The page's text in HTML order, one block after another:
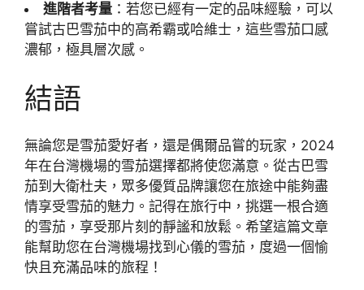
進階者考量 ：若您已經有一定的品味經驗，可以
嘗試古巴雪茄中的高希霸或哈維士，這些雪茄口感
濃郁，極具層次感。
結語
無論您是雪茄愛好者，還是偶爾品嘗的玩家，2024
年在台灣機場的雪茄選擇都將使您滿意。從古巴雪
茄到大衛杜夫，眾多優質品牌讓您在旅途中能夠盡
情享受雪茄的魅力。記得在旅行中，挑選一根合適
的雪茄，享受那片刻的靜謐和放鬆。希望這篇文章
能幫助您在台灣機場找到心儀的雪茄，度過一個愉
快且充滿品味的旅程！